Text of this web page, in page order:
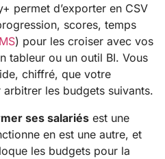
permet d’exporter en CSV
scores, temps
) pour les croiser avec vos
tableur ou un outil BI. Vous
chiffré, que votre
les budgets suivants.
ses salariés est une
en est une autre, et
les budgets pour la